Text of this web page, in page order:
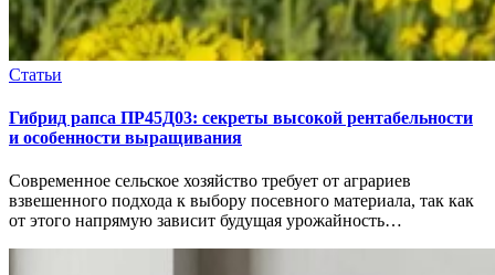
Статьи
Гибрид рапса ПР45Д03: секреты высокой рентабельности
и особенности выращивания
Современное сельское хозяйство требует от аграриев
взвешенного подхода к выбору посевного материала, так как
от этого напрямую зависит будущая урожайность…